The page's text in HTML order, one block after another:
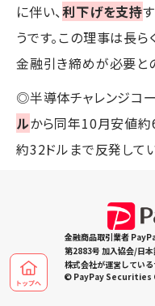
に伴い、利下げを支持
うです。この理事は長
金融引き締めが必要と
◎半導体チャレンジコ
ルから同年10月安値
約32ドルまで反発して
金融商品取引業者
第2883号 加入協会/日
株式会社が運営してい
© PayPay